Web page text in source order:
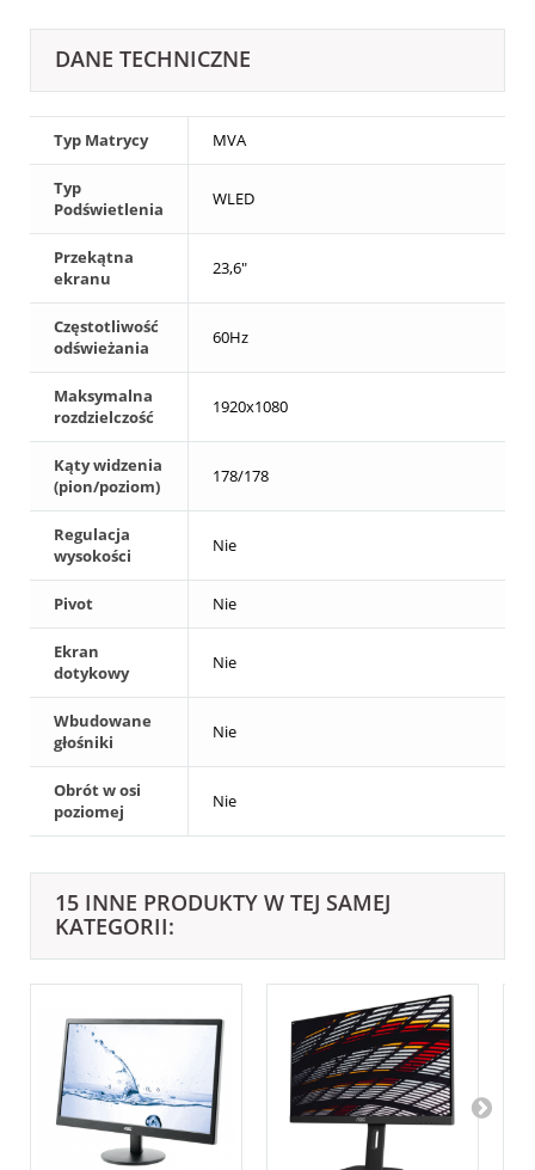
DANE TECHNICZNE
Typ Matrycy MVA
Typ
Podświetlenia
WLED
Przekątna
ekranu
23,6"
Częstotliwość
odświeżania
60Hz
Maksymalna
rozdzielczość
1920x1080
Kąty widzenia
(pion/poziom)
178/178
Regulacja
wysokości
Nie
Pivot Nie
Ekran
dotykowy
Nie
Wbudowane
głośniki
Nie
Obrót w osi
poziomej
Nie
15 INNE PRODUKTY W TEJ SAMEJ
KATEGORII: